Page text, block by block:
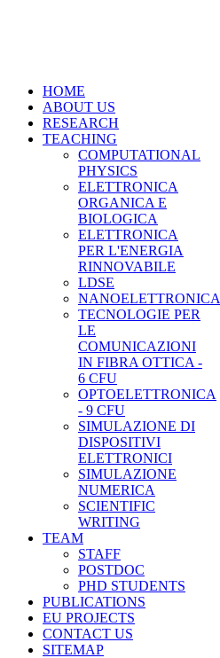
HOME
ABOUT US
RESEARCH
TEACHING
COMPUTATIONAL
PHYSICS
ELETTRONICA
ORGANICA E
BIOLOGICA
ELETTRONICA
PER L'ENERGIA
RINNOVABILE
LDSE
NANOELETTRONICA
TECNOLOGIE PER
LE
COMUNICAZIONI
IN FIBRA OTTICA -
6 CFU
OPTOELETTRONICA
- 9 CFU
SIMULAZIONE DI
DISPOSITIVI
ELETTRONICI
SIMULAZIONE
NUMERICA
SCIENTIFIC
WRITING
TEAM
STAFF
POSTDOC
PHD STUDENTS
PUBLICATIONS
EU PROJECTS
CONTACT US
SITEMAP